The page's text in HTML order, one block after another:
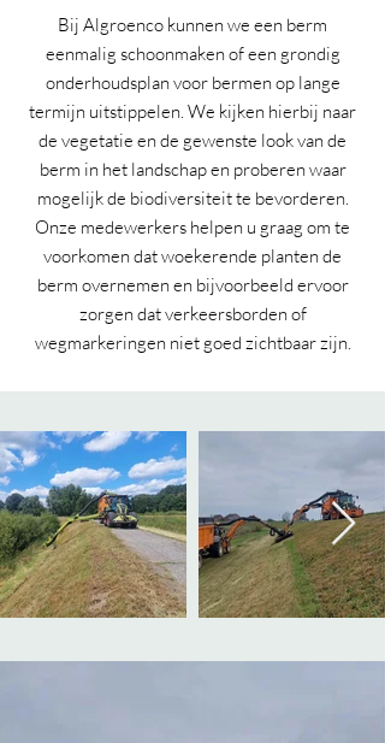
Bij Algroenco kunnen we een berm
eenmalig schoonmaken of een grondig
onderhoudsplan voor bermen op lange
termijn uitstippelen. We kijken hierbij naar
de vegetatie en de gewenste look van de
berm in het landschap en proberen waar
mogelijk de biodiversiteit te bevorderen.
Onze medewerkers helpen u graag om te
voorkomen dat woekerende planten de
berm overnemen en bijvoorbeeld ervoor
zorgen dat verkeersborden of
wegmarkeringen niet goed zichtbaar zijn.